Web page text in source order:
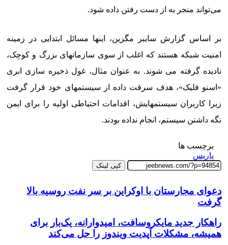
می‌تواند منجر به از دست رفتن داده شود.
بر اساس گزارش سایبر مگزین، اینها مسائل ابتدایی در زمینه
امنیت شبکه هستند که اغلب از سوی سازمانهای بزرگ و کوچک،
نادیده گرفته می شوند. به عنوان مثال، غول ذخیره سازی ابری
«اسنو فلیک»، هدف سرقت داده از سیستمهای خود قرار گرفت
زیرا کاربران سیستمهایش، اقدامات احتیاطی اولیه را برای ایمن
نگه داشتن سیستم، انجام نداده بودند.
برچسب ها
پاریس
کپی لینک
دعوای مجارستان با اوکراین بر سر نفت روسیه بالا
گرفت
راهکار جدید مایکروسافت، امیدوارانه، یک‌بار برای
همیشه، مشکلات آپدیت ویندوز را حل می‌کند